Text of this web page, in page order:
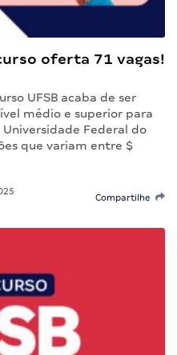
oferta 71 vagas!
UFSB acaba de ser
médio e superior para
Federal do
que variam entre $
Compartilhe